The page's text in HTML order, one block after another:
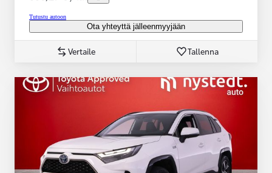
Tutustu autoon
Ota yhteyttä jälleenmyyjään
Vertaile Tallenna